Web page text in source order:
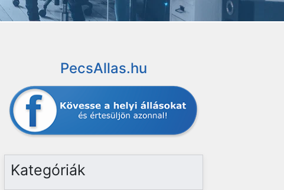
PecsAllas.hu
Kategóriák